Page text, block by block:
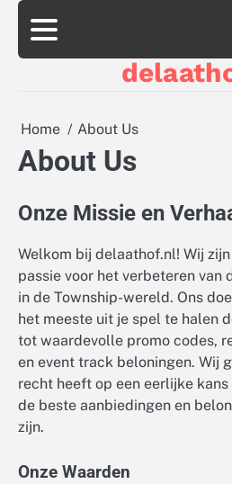
Skip
content
Home About Us
About Us
Onze Missie en
Welkom bij delaathof.nl! Wij
passie voor het verbeteren van
in de Township-wereld. Ons
het meeste uit je spel te halen
tot waardevolle promo codes,
en event track beloningen. Wij
recht heeft op een eerlijke
de beste aanbiedingen en
zijn.
Onze Waarden